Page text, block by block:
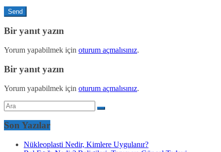
Bir yanıt yazın
Yorum yapabilmek için oturum açmalısınız.
Bir yanıt yazın
Yorum yapabilmek için oturum açmalısınız.
Son Yazılar
Nükleoplasti Nedir, Kimlere Uygulanır?